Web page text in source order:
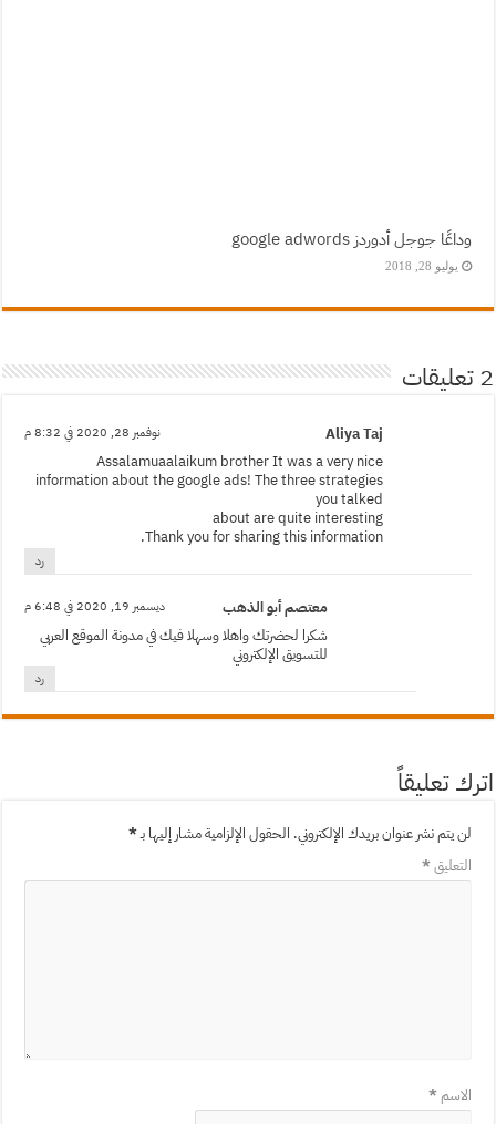
وداعًا جوجل أدوردز google adwords
يوليو 28, 2018
2 تعليقات
Aliya Taj نوفمبر 28, 2020 في 8:32 م
Assalamuaalaikum brother It was a very nice
information about the google ads! The three strategies
you talked
about are quite interesting
Thank you for sharing this information.
رد
معتصم أبو الذهب ديسمبر 19, 2020 في 6:48 م
شكرا لحضرتك واهلا وسهلا فيك في مدونة الموقع العربي
للتسويق الإلكتروني
رد
اترك تعليقاً
لن يتم نشر عنوان بريدك الإلكتروني. الحقول الإلزامية مشار إليها بـ*
التعليق*
الاسم*